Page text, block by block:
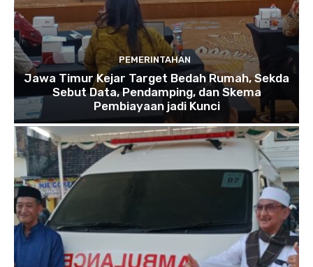
PEMERINTAHAN
Jawa Timur Kejar Target Bedah Rumah, Sekda
Sebut Data, Pendamping, dan Skema
Pembiayaan jadi Kunci